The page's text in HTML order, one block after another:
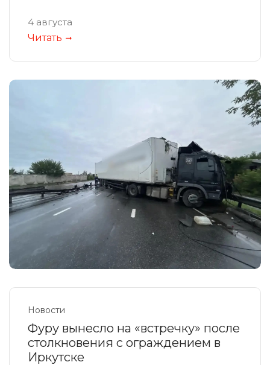
4 августа
Читать
Новости
Фуру вынесло на «встречку» после
столкновения с ограждением в
Иркутске